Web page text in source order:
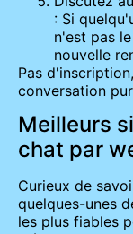
: Si
n'est pas
nouvelle
Pas
conversation
Meilleurs
chat par
Curieux de
quelques-unes
les plus fiables